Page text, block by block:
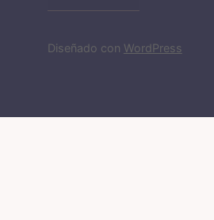
Diseñado con WordPress